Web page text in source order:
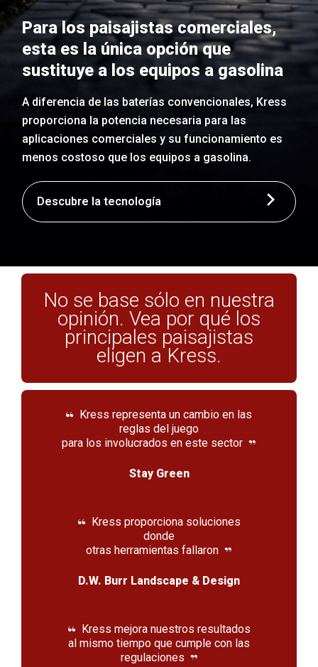
Para los paisajistas comerciales,
esta es la única opción que
sustituye a los equipos a gasolina
A diferencia de las baterías convencionales, Kress
proporciona la potencia necesaria para las
aplicaciones comerciales y su funcionamiento es
menos costoso que los equipos a gasolina.
Descubre la tecnología
No se base sólo en nuestra
opinión. Vea por qué los
principales paisajistas
eligen a Kress.
Kress representa un cambio en las
reglas del juego
para los involucrados en este sector
Stay Green
Kress proporciona soluciones
donde
otras herramientas fallaron
D.W. Burr Landscape & Design
Kress mejora nuestros resultados
al mismo tiempo que cumple con las
regulaciones